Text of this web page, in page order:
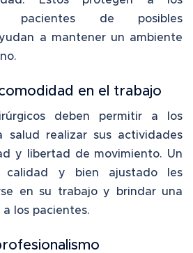
pacientes de posibles
a mantener un ambiente
en el trabajo
deben permitir a los
salud realizar sus actividades
y libertad de movimiento. Un
calidad y bien ajustado les
en su trabajo y brindar una
los pacientes.